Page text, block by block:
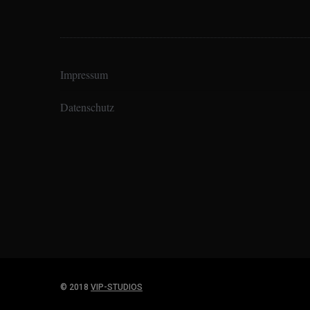
Impressum
Datenschutz
© 2018 VIP-STUDIOS